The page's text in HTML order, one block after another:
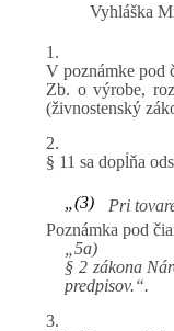
Vyhláška
1.
V poznámke pod
Zb. o výrobe,
(živnostenský
2.
§ 11 sa dopĺňa
„(3) Pri
Poznámka pod
„5a)
§ 2 zákona
predpisov.“.
3.